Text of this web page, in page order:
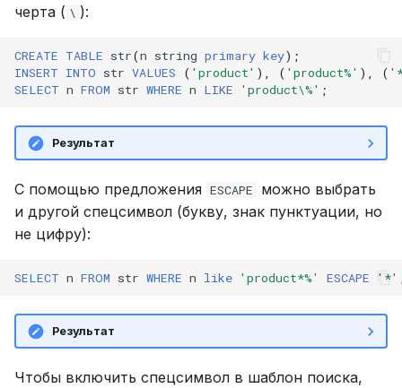
черта ( \ ):
CREATE TABLE str(n string primary key);
INSERT INTO str VALUES ( 'product' ), ( 'product%' ), (
SELECT n FROM str WHERE n LIKE 'product\%' ;
Результат
C помощью предложения ESCAPE
можно выбрать
и другой спецсимвол (букву, знак пунктуации, но
не цифру):
SELECT n FROM str WHERE n like 'product*%' ESCAPE '*'
Результат
Чтобы включить спецсимвол в шаблон поиска,